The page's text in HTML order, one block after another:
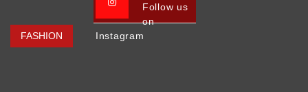
FASHION
Follow us
on
Instagram